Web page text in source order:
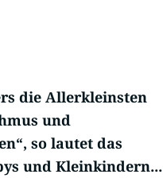
die Allerkleinsten
und
so lautet das
und Kleinkindern...